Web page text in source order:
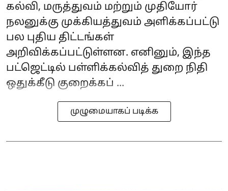
கல்வி, மருத்துவம் மற்றும் முதியோர்
நலனுக்கு முக்கியத்துவம் அளிக்கப்பட்டு
பல புதிய திட்டங்கள்
அறிவிக்கப்பட்டுள்ளன. எனினும், இந்த
பட்ஜெட்டில் பள்ளிக்கல்வித் துறை நிதி
ஒதுக்கீடு குறைக்கப் ...
முழுமையாகப் படிக்க